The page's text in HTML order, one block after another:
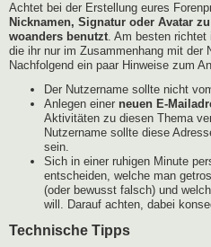
Achtet bei der Erstellung eures
Nicknamen, Signatur oder Avatar
woanders benutzt. Am besten richtet
die ihr nur im Zusammenhang mit der
Nachfolgend ein paar Hinweise zum
Der Nutzername sollte nicht
Anlegen einer neuen E-
Aktivitäten zu diesen Thema
Nutzername sollte diese
sein.
Sich in einer ruhigen Minute
entscheiden, welche man
(oder bewusst falsch) und
will. Darauf achten, dabei
Technische Tipps